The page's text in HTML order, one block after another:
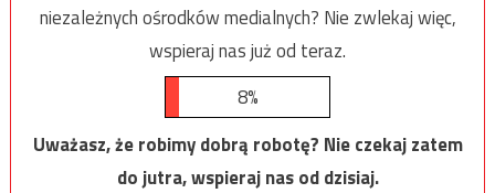
niezależnych ośrodków medialnych? Nie zwlekaj więc,
wspieraj nas już od teraz.
8%
Uważasz, że robimy dobrą robotę? Nie czekaj zatem
do jutra, wspieraj nas od dzisiaj.